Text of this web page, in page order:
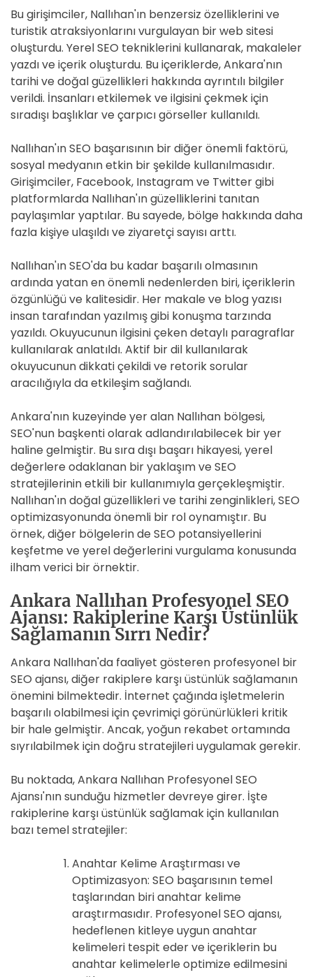
Bu girişimciler, Nallıhan'ın benzersiz özelliklerini ve
turistik atraksiyonlarını vurgulayan bir web sitesi
oluşturdu. Yerel SEO tekniklerini kullanarak, makaleler
yazdı ve içerik oluşturdu. Bu içeriklerde, Ankara'nın
tarihi ve doğal güzellikleri hakkında ayrıntılı bilgiler
verildi. İnsanları etkilemek ve ilgisini çekmek için
sıradışı başlıklar ve çarpıcı görseller kullanıldı.
Nallıhan'ın SEO başarısının bir diğer önemli faktörü,
sosyal medyanın etkin bir şekilde kullanılmasıdır.
Girişimciler, Facebook, Instagram ve Twitter gibi
platformlarda Nallıhan'ın güzelliklerini tanıtan
paylaşımlar yaptılar. Bu sayede, bölge hakkında daha
fazla kişiye ulaşıldı ve ziyaretçi sayısı arttı.
Nallıhan'ın SEO'da bu kadar başarılı olmasının
ardında yatan en önemli nedenlerden biri, içeriklerin
özgünlüğü ve kalitesidir. Her makale ve blog yazısı
insan tarafından yazılmış gibi konuşma tarzında
yazıldı. Okuyucunun ilgisini çeken detaylı paragraflar
kullanılarak anlatıldı. Aktif bir dil kullanılarak
okuyucunun dikkati çekildi ve retorik sorular
aracılığıyla da etkileşim sağlandı.
Ankara'nın kuzeyinde yer alan Nallıhan bölgesi,
SEO'nun başkenti olarak adlandırılabilecek bir yer
haline gelmiştir. Bu sıra dışı başarı hikayesi, yerel
değerlere odaklanan bir yaklaşım ve SEO
stratejilerinin etkili bir kullanımıyla gerçekleşmiştir.
Nallıhan'ın doğal güzellikleri ve tarihi zenginlikleri, SEO
optimizasyonunda önemli bir rol oynamıştır. Bu
örnek, diğer bölgelerin de SEO potansiyellerini
keşfetme ve yerel değerlerini vurgulama konusunda
ilham verici bir örnektir.
Ankara Nallıhan Profesyonel SEO
Ajansı: Rakiplerine Karşı Üstünlük
Sağlamanın Sırrı Nedir?
Ankara Nallıhan'da faaliyet gösteren profesyonel bir
SEO ajansı, diğer rakiplere karşı üstünlük sağlamanın
önemini bilmektedir. İnternet çağında işletmelerin
başarılı olabilmesi için çevrimiçi görünürlükleri kritik
bir hale gelmiştir. Ancak, yoğun rekabet ortamında
sıyrılabilmek için doğru stratejileri uygulamak gerekir.
Bu noktada, Ankara Nallıhan Profesyonel SEO
Ajansı'nın sunduğu hizmetler devreye girer. İşte
rakiplerine karşı üstünlük sağlamak için kullanılan
bazı temel stratejiler:
Anahtar Kelime Araştırması ve
Optimizasyon: SEO başarısının temel
taşlarından biri anahtar kelime
araştırmasıdır. Profesyonel SEO ajansı,
hedeflenen kitleye uygun anahtar
kelimeleri tespit eder ve içeriklerin bu
anahtar kelimelerle optimize edilmesini